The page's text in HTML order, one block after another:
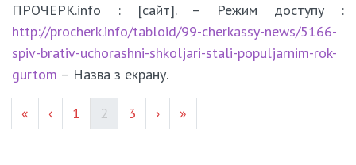
ПРОЧЕРК.info : [сайт]. – Режим доступу :
http://procherk.info/tabloid/99-cherkassy-news/5166-
spiv-brativ-uchorashni-shkoljari-stali-populjarnim-rok-
gurtom – Назва з екрану.
« ‹ Page #
1 (current)
2 Page #
3 › »